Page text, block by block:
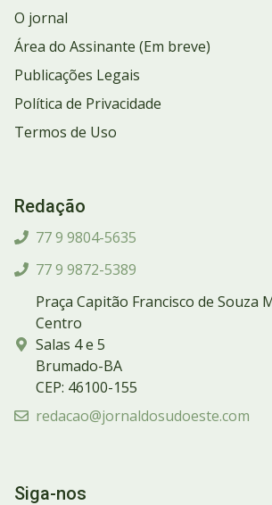
O jornal
Área do Assinante (Em breve)
Publicações Legais
Política de Privacidade
Termos de Uso
Redação
77 9 9804-5635
77 9 9872-5389
Praça Capitão Francisco de Souza
Centro
Salas 4 e 5
Brumado-BA
CEP: 46100-155
redacao@jornaldosudoeste.com
Siga-nos